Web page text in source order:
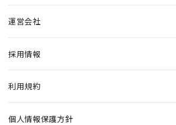
運営会社
採用情報
利用規約
個人情報保護方針